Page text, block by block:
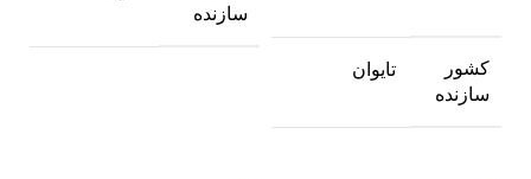
کشور
سازنده
تایوان
سازنده